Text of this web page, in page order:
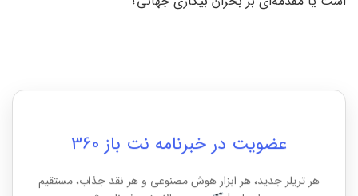
عضویت در خبرنامه نت باز 360
هر تریلر جدید، هر ابزار هوش مصنوعی و هر نقد جذاب، مستقیم